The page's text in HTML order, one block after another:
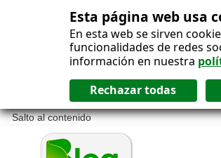
Esta página web usa
En esta web se sirven
funcionalidades de redes
información en nuestra
Salto al contenido